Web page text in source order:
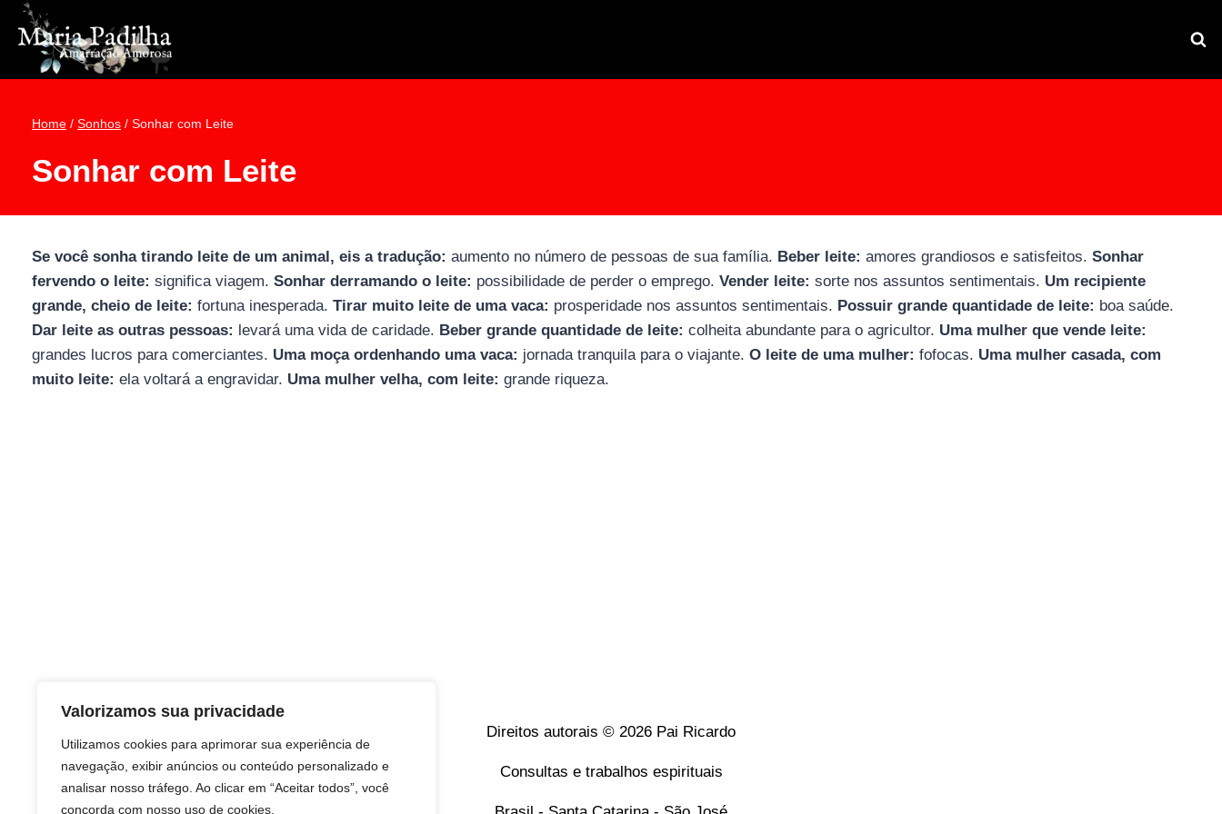
Valorizamos sua privacidade
Utilizamos cookies para aprimorar sua experiência de
navegação, exibir anúncios ou conteúdo personalizado e
analisar nosso tráfego. Ao clicar em “Aceitar todos”, você
concorda com nosso uso de cookies.
Pular
para
Conteúdo
Home / Sonhos / Sonhar com Leite
Sonhar com Leite
Se você sonha tirando leite de um animal, eis a tradução: aumento no número de pessoas de sua família. Beber leite: amores grandiosos e satisfeitos. Sonhar
fervendo o leite: significa viagem. Sonhar derramando o leite: possibilidade de perder o emprego. Vender leite: sorte nos assuntos sentimentais. Um recipiente
grande, cheio de leite: fortuna inesperada. Tirar muito leite de uma vaca: prosperidade nos assuntos sentimentais. Possuir grande quantidade de leite: boa saúde.
Dar leite as outras pessoas: levará uma vida de caridade. Beber grande quantidade de leite: colheita abundante para o agricultor. Uma mulher que vende leite:
grandes lucros para comerciantes. Uma moça ordenhando uma vaca: jornada tranquila para o viajante. O leite de uma mulher: fofocas. Uma mulher casada, com
muito leite: ela voltará a engravidar. Uma mulher velha, com leite: grande riqueza.
Direitos autorais © 2026 Pai Ricardo
Consultas e trabalhos espirituais